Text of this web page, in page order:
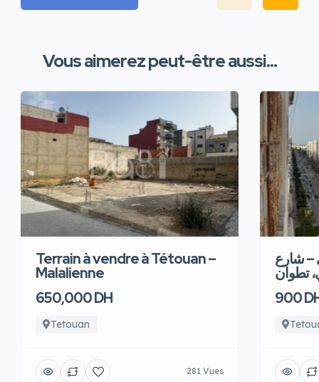
Vous aimerez peut-être aussi...
Terrain à vendre à Tétouan –
Malalienne
650,000 DH
Tetouan
281 Vues
– شارع
تطوان
900